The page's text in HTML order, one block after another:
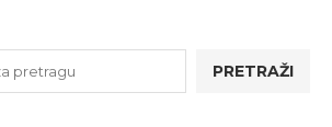
PRETRAŽI